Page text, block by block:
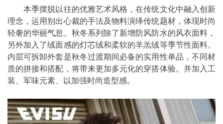
本季摆脱以往的优雅艺术风格，在传统文化中融入创新
理念，运用别出心裁的手法及物料演绎传统题材，体现时尚
轻奢的华丽气息。秋冬系列除了新增防风防水的风衣面料，
另外加入了绒面感的灯芯绒和柔软的羊羔绒等季节性面料。
内层可拆卸外套是秋冬过渡期间必备的实用性单品，不同材
质的拼接和搭配，将带来更加多元化的穿搭体验。并加入工
装、军味元素、以加强时尚造型感。